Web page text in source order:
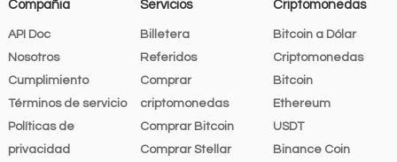
Compañia
API Doc
Nosotros
Cumplimiento
Términos de servicio
Políticas de
privacidad
Servicios
Billetera
Referidos
Comprar
criptomonedas
Comprar Bitcoin
Comprar Stellar
Criptomonedas
Bitcoin a Dólar
Criptomonedas
Bitcoin
Ethereum
USDT
Binance Coin